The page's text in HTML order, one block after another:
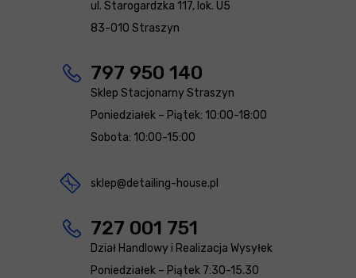
ul. Starogardzka 117, lok. U5
83-010 Straszyn
797 950 140
Sklep Stacjonarny Straszyn
Poniedziałek – Piątek: 10:00-18:00
Sobota: 10:00-15:00
sklep@detailing-house.pl
727 001 751
Dział Handlowy i Realizacja Wysyłek
Poniedziałek – Piątek 7:30-15.30